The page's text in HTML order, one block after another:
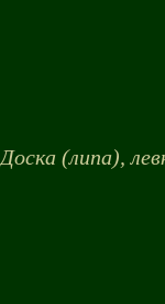
Доска (липа),